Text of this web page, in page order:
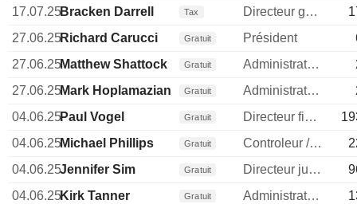
17.07.25Bracken Darrell Tax Directeur general
27.06.25Richard Carucci Gratuit Président
27.06.25Matthew Shattock Gratuit Administrateur
27.06.25Mark Hoplamazian Gratuit Administrateur
04.06.25Paul Vogel Gratuit Directeur financier
04.06.25Michael Phillips Gratuit Controleur / auditeur
04.06.25Jennifer Sim Gratuit Directeur juridique
04.06.25Kirk Tanner Gratuit Administrateur